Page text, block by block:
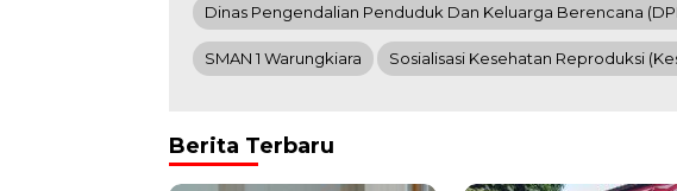
Dinas Pengendalian Penduduk Dan Keluarga Berencana
SMAN 1 Warungkiara Sosialisasi Kesehatan Reproduksi
Berita Terbaru